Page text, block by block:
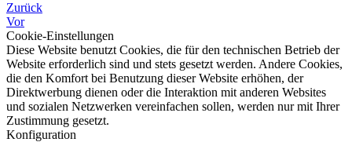
Zurück
Vor
Cookie-Einstellungen
Diese Website benutzt Cookies, die für den technischen Betrieb der
Website erforderlich sind und stets gesetzt werden. Andere Cookies,
die den Komfort bei Benutzung dieser Website erhöhen, der
Direktwerbung dienen oder die Interaktion mit anderen Websites
und sozialen Netzwerken vereinfachen sollen, werden nur mit Ihrer
Zustimmung gesetzt.
Konfiguration